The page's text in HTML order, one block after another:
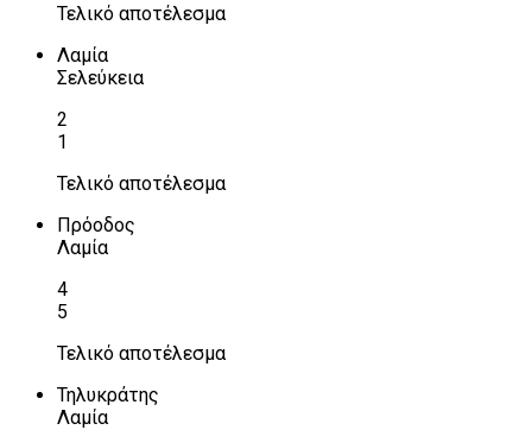
Τελικό αποτέλεσμα
Λαμία
Σελεύκεια
2
1
Τελικό αποτέλεσμα
Πρόοδος
Λαμία
4
5
Τελικό αποτέλεσμα
Τηλυκράτης
Λαμία